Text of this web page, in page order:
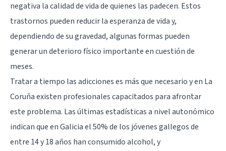
negativa la calidad de vida de quienes las padecen. Estos
trastornos pueden reducir la esperanza de vida y,
dependiendo de su gravedad, algunas formas pueden
generar un deterioro físico importante en cuestión de
meses.
Tratar a tiempo las adicciones es más que necesario y en La
Coruña existen profesionales capacitados para afrontar
este problema. Las últimas estadísticas a nivel autonómico
indican que en Galicia el 50% de los jóvenes gallegos de
entre 14 y 18 años han consumido alcohol, y